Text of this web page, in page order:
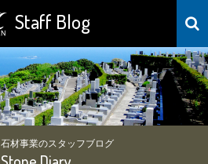
Staff Blog
石材事業のスタッフブログ